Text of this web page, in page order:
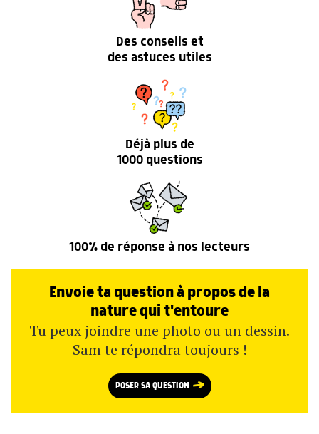
Des conseils et
des astuces utiles
Déjà plus de
1000 questions
100% de réponse à nos lecteurs
Envoie ta question à propos de la
nature qui t'entoure
Tu peux joindre une photo ou un dessin.
Sam te répondra toujours !
POSER SA QUESTION